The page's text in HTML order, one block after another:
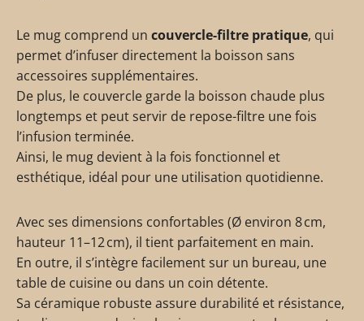
Le mug comprend un couvercle-filtre pratique, qui
permet d’infuser directement la boisson sans
accessoires supplémentaires.
De plus, le couvercle garde la boisson chaude plus
longtemps et peut servir de repose-filtre une fois
l’infusion terminée.
Ainsi, le mug devient à la fois fonctionnel et
esthétique, idéal pour une utilisation quotidienne.
Avec ses dimensions confortables (Ø environ 8 cm,
hauteur 11–12 cm), il tient parfaitement en main.
En outre, il s’intègre facilement sur un bureau, une
table de cuisine ou dans un coin détente.
Sa céramique robuste assure durabilité et résistance,